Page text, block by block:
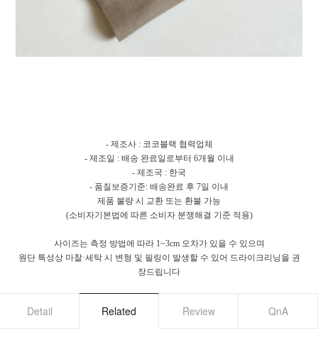
- 제조사 : 코코블랙 협력업체
- 제조일 : 배송 완료일로부터 6개월 이내
- 제조국 : 한국
- 품질보증기준: 배송완료 후 7일 이내
제품 불량 시 교환 또는 환불 가능
(소비자기본법에 따른 소비자 분쟁해결 기준 적용)
사이즈는 측정 방법에 따라 1~3cm 오차가 있을 수 있으며
원단 특성상 마찰·세탁 시 변형 및 필링이 발생할 수 있어 드라이크리닝을 권
장드립니다
Detail Related Review QnA